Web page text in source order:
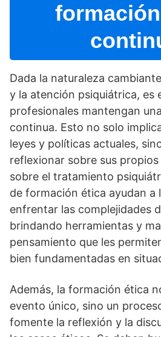
Dada la naturaleza
y la atención psiquiátrica, es
profesionales mantengan
continua. Esto no solo
leyes y polí­ticas actuales,
reflexionar sobre sus
sobre el tratamiento
de formación ética ayudan a
enfrentar las complejidades
brindando herramientas y
pensamiento que les
bien fundamentadas en
Además, la formación ética
evento único, sino un
fomente la reflexión y la